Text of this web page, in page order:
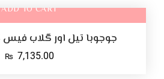
ADD TO CART
جوجوبا تیل اور گلاب فیس
₨ 7,135.00